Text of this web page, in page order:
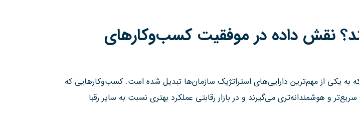
نقش داده در موفقیت کسب‌وکارهای
به یکی از مهم‌ترین دارایی‌های استراتژیک سازمان‌ها تبدیل شده است. کسب‌وکارهایی که
و هوشمندانه‌تری می‌گیرند و در بازار رقابتی عملکرد بهتری نسبت به سایر رقبا